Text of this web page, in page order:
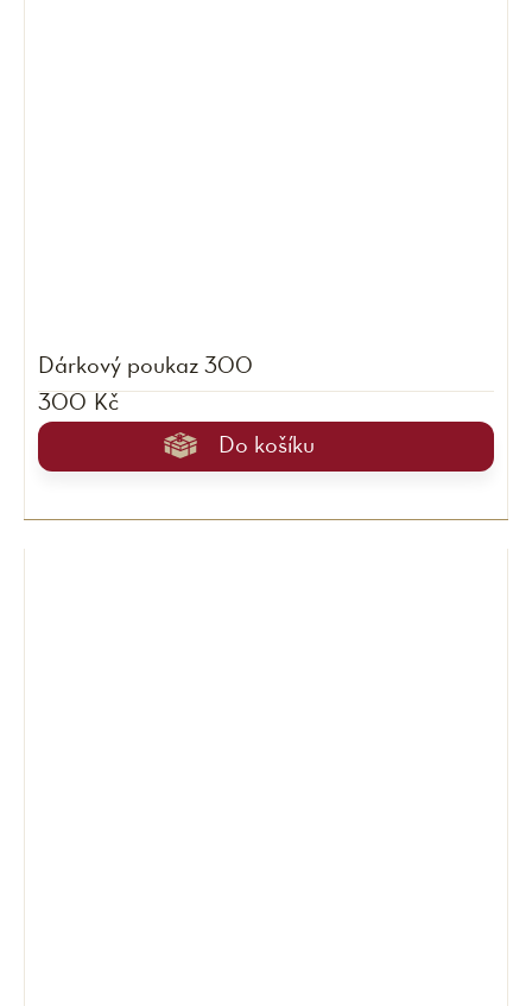
Dárkový poukaz 300
300 Kč
Do košíku